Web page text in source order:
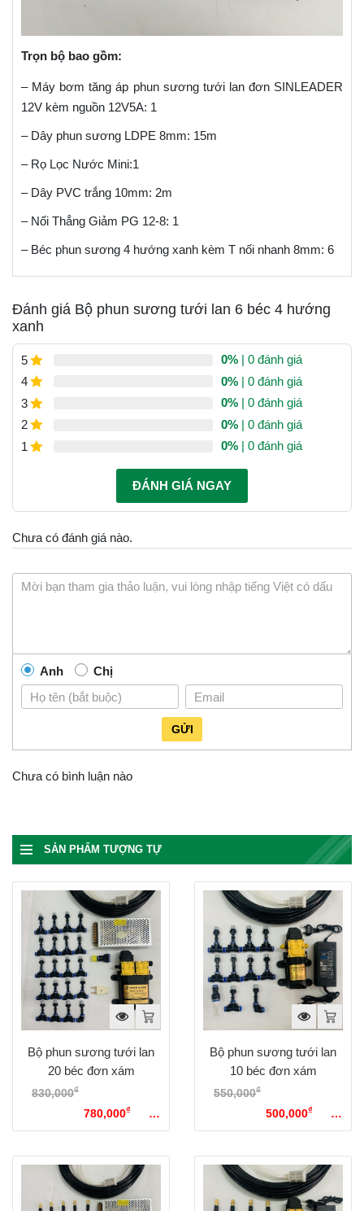
Trọn bộ bao gồm:
– Máy bơm tăng áp phun sương tưới lan đơn SINLEADER
12V kèm nguồn 12V5A: 1
– Dây phun sương LDPE 8mm: 15m
– Rọ Lọc Nước Mini:1
– Dây PVC trắng 10mm: 2m
– Nối Thẳng Giảm PG 12-8: 1
– Béc phun sương 4 hướng xanh kèm T nối nhanh 8mm: 6
Đánh giá Bộ phun sương tưới lan 6 béc 4 hướng
xanh
5 0% | 0 đánh giá
4
0% | 0 đánh giá
3
0% | 0 đánh giá
2
0% | 0 đánh giá
1
0% | 0 đánh giá
ĐÁNH GIÁ NGAY
Chưa có đánh giá nào.
Anh Chị
GỬI
Chưa có bình luận nào
SẢN PHẨM TƯỢNG TỰ
Bộ phun sương tưới lan
20 béc đơn xám
830,000₫
830,000₫.780,000₫
hiện tại là: 780,000₫.
Bộ phun sương tưới lan
10 béc đơn xám
550,000₫
550,000₫.500,000₫
hiện tại là: 500,000₫.